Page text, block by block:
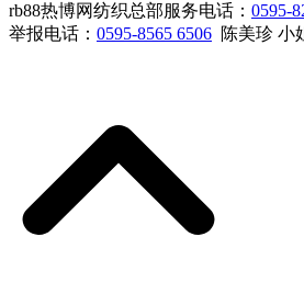
rb88热博网纺织总部服务电话： 0595-
举报电话： 0595-8565 6506 陈美珍 小